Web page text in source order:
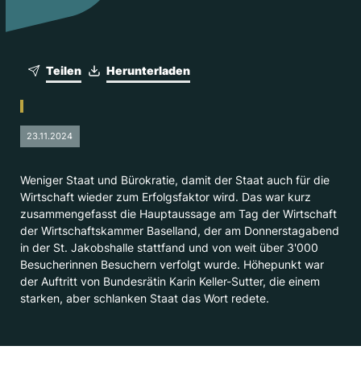
Herunterladen
Teilen
23.11.2024
Weniger Staat und Bürokratie, damit der Staat auch für die
Wirtschaft wieder zum Erfolgsfaktor wird. Das war kurz
zusammengefasst die Hauptaussage am Tag der Wirtschaft
der Wirtschaftskammer Baselland, der am Donnerstagabend
in der St. Jakobshalle stattfand und von weit über 3'000
Besucherinnen Besuchern verfolgt wurde. Höhepunkt war
der Auftritt von Bundesrätin Karin Keller-Sutter, die einem
starken, aber schlanken Staat das Wort redete.